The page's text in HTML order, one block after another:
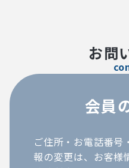
お問
会員
ご住所・お電話番号
報の変更は、お客様